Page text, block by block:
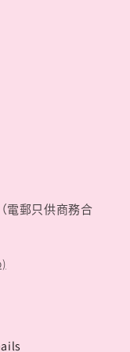
（電郵只供商務合